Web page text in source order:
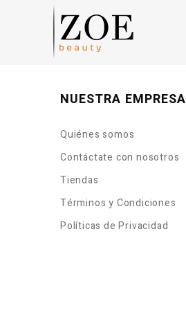
NUESTRA EMPRESA
Quiénes somos
Contáctate con nosotros
Tiendas
Términos y Condiciones
Políticas de Privacidad